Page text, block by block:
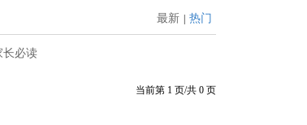
最新 热门
长必读
当前第 1 页/共 0 页